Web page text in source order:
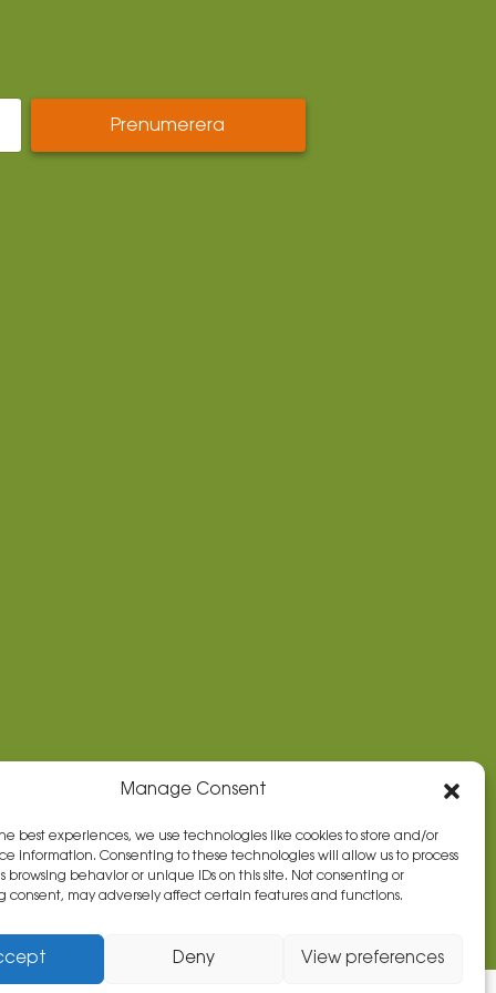
Manage Consent
best experiences, we use technologies like cookies to store and/or
information. Consenting to these technologies will allow us to process
browsing behavior or unique IDs on this site. Not consenting or
consent, may adversely affect certain features and functions.
Deny View preferences